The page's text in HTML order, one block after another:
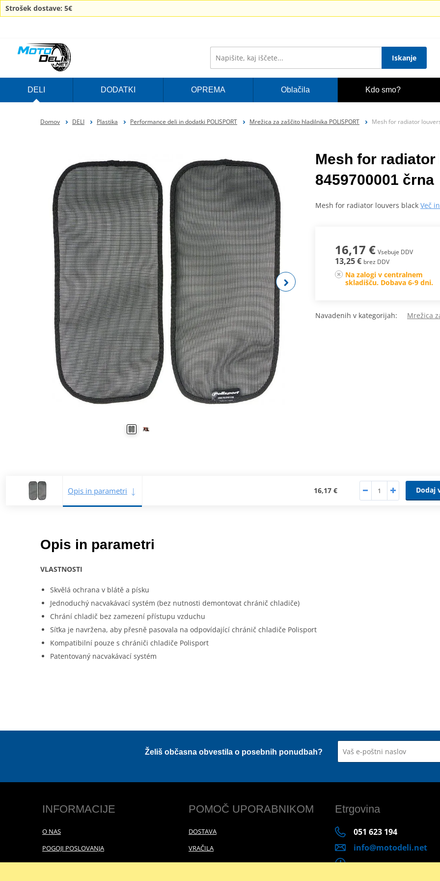
Strošek dostave: 5€
Iskanje
DELI DODATKI OPREMA Oblačila Kdo smo?
Domov DELI Plastika Performance deli in dodatki POLISPORT Mrežica za zaščito hladilnika POLISPORT Mesh for radiator
Mesh for radiator
8459700001 črna
Mesh for radiator louvers black Več
16,17 € Vsebuje DDV
13,25 € brez DDV
Na zalogi v centralnem
skladišču. Dobava 6-9 dni.
Navadenih v kategorijah: Mrežica
Opis in parametri 16,17 € Dodaj
Opis in parametri
VLASTNOSTI
Skvělá ochrana v blátě a písku
Jednoduchý nacvakávací systém (bez nutnosti demontovat chránič chladiče)
Chrání chladič bez zamezení přístupu vzduchu
Síťka je navržena, aby přesně pasovala na odpovídající chránič chladiče Polisport
Kompatibilní pouze s chrániči chladiče Polisport
Patentovaný nacvakávací systém
Želiš občasna obvestila o posebnih ponudbah?
INFORMACIJE
O NAS
POGOJI POSLOVANJA
POLITIKA ZASEBNOSTI
POMOČ UPORABNIKOM
DOSTAVA
VRAČILA
Etrgovina
051 623 194
info@motodeli.net